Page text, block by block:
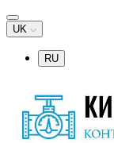
UK
RU